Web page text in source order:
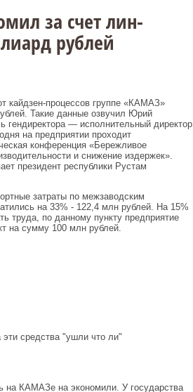
за счет лин-
рублей
кайдзен-процессов группе «КАМАЗ»
Такие данные озвучил Юрий
гендиректора — исполнительный директор
на предприятии проходит
конференция «Бережливое
и снижение издержек».
президент республики Рустам
затраты по межзаводским
на 33% - 122,4 млн рублей. На 15%
труда, по данному пункту предприятие
на сумму 100 млн рублей.
эти средства "ушли что ли"
на КАМАЗе на экономили. У государства